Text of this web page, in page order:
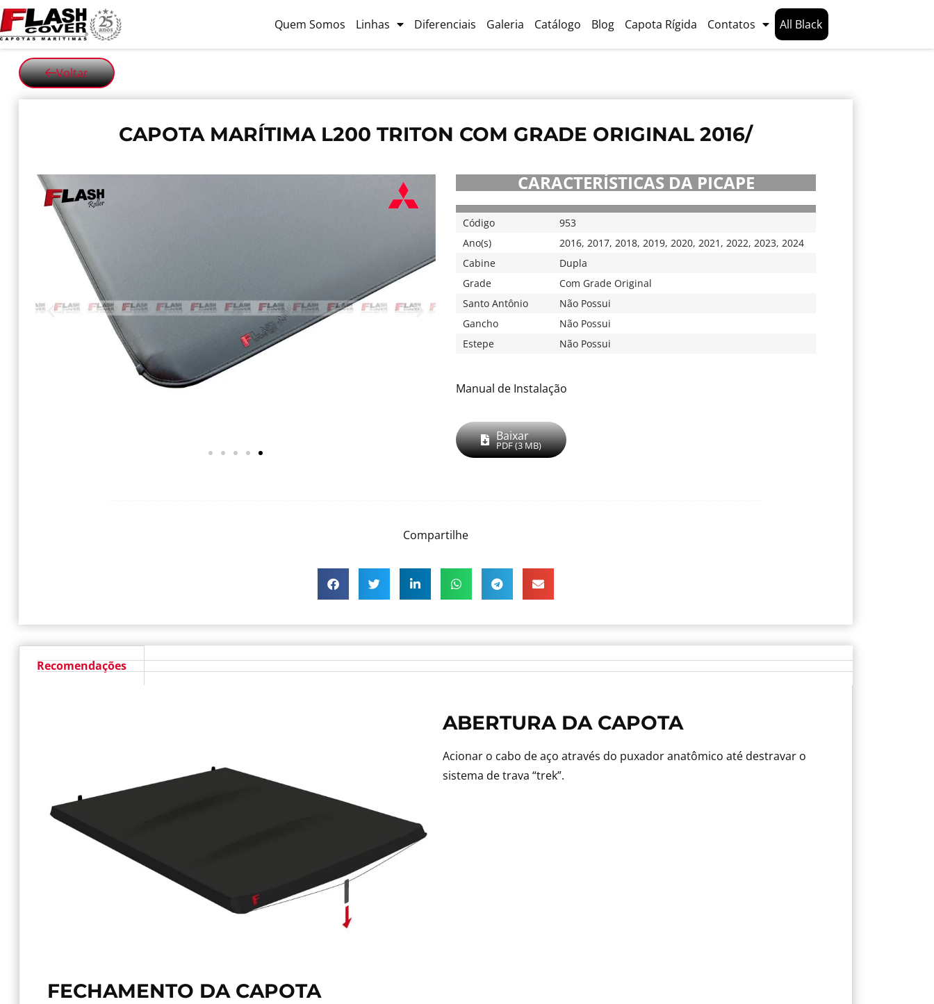
Quem Somos Linhas Diferenciais Galeria Catálogo Blog Capota Rígida Contatos All Black
Voltar
CAPOTA MARÍTIMA L200 TRITON COM GRADE ORIGINAL 2016/
CARACTERÍSTICAS DA PICAPE
Código
953
Ano(s)
2016, 2017, 2018, 2019, 2020, 2021 , 2022, 2023, 2024
Cabine
Dupla
Grade
Com Grade Original
Santo Antônio
Não Possui
Gancho
Não Possui
Estepe
Não Possui
Manual de Instalação
Baixar
PDF (3 MB)
Compartilhe
Recomendações
ABERTURA DA CAPOTA
Acionar o cabo de aço através do puxador anatômico até destravar o
sistema de trava “trek”.
FECHAMENTO DA CAPOTA